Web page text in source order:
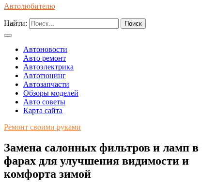
Автолюбителю
Найти:
Автоновости
Авто ремонт
Автоэлектрика
Автотюнинг
Автозапчасти
Обзоры моделей
Авто советы
Карта сайта
Ремонт своими руками
Замена салонных фильтров и ламп в
фарах для улучшения видимости и
комфорта зимой